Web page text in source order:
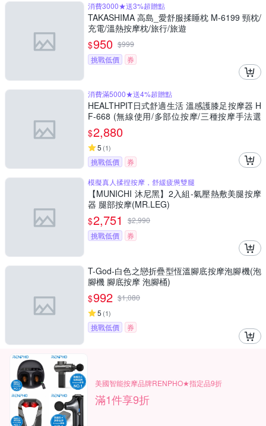
消費3000★送3%超贈點
TAKASHIMA 高島_愛舒服揉睡枕 M-6199 頸枕/
充電/溫熱按摩枕/旅行/旅遊
$950 $999
挑戰低價
券
消費滿5000★送4%超贈點
HEALTHPIT日式舒適生活 溫感護膝足按摩器 H
F-668 (無線使用/多部位按摩/三種按摩手法選
擇)
$2,880
5 (1)
挑戰低價
券
模擬真人揉捏按摩，舒緩疲憊雙腿
【MUNICHI 沐尼黑】2入組-氣壓熱敷美腿按摩
器 腿部按摩(MR.LEG)
$2,751 $2,990
挑戰低價
券
T-God-白色之戀折疊型恆溫腳底按摩泡腳機(泡
腳機 腳底按摩 泡腳桶)
$992 $1,080
5 (1)
挑戰低價 券
美國智能按摩品牌RENPHO★指定品9折
滿1件享9折